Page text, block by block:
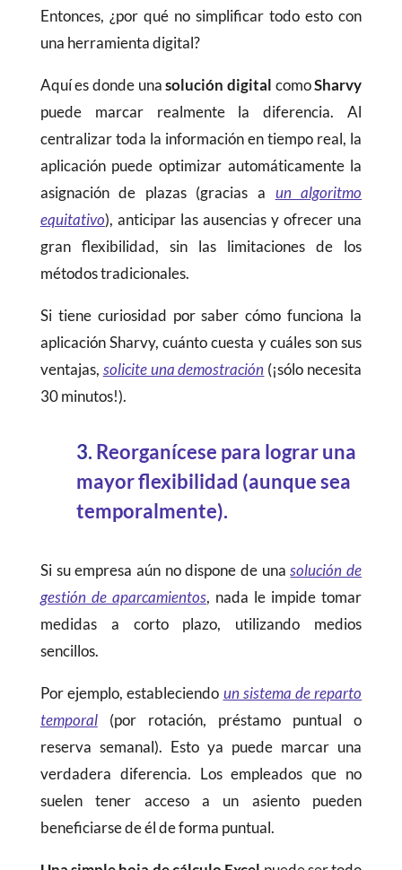
Entonces, ¿por qué no simplificar todo esto con
una herramienta digital?
Aquí es donde unasolución digital comoSharvy
puede marcar realmente la diferencia. Al
centralizar toda la información en tiempo real, la
aplicación puede optimizar automáticamente la
asignación de plazas (gracias a un algoritmo
equitativo), anticipar las ausencias y ofrecer una
gran flexibilidad, sin las limitaciones de los
métodos tradicionales.
Si tiene curiosidad por saber cómo funciona la
aplicación Sharvy, cuánto cuesta y cuáles son sus
ventajas, solicite una demostración (¡sólo necesita
30 minutos!).
3. Reorganícese para lograr una
mayor flexibilidad (aunque sea
temporalmente).
Si su empresa aún no dispone de unasolución de
gestión de aparcamientos, nada le impide tomar
medidas a corto plazo, utilizando medios
sencillos.
Por ejemplo, estableciendo un sistema de reparto
temporal(por rotación, préstamo puntual o
reserva semanal). Esto ya puede marcar una
verdadera diferencia. Los empleados que no
suelen tener acceso a un asiento pueden
beneficiarse de él de forma puntual.